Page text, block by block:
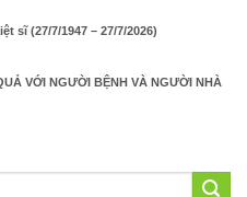
sĩ (27/7/1947 – 27/7/2026)
VỚI NGƯỜI BỆNH VÀ NGƯỜI NHÀ